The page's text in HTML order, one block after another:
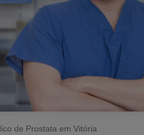
de Prostata em Vitória